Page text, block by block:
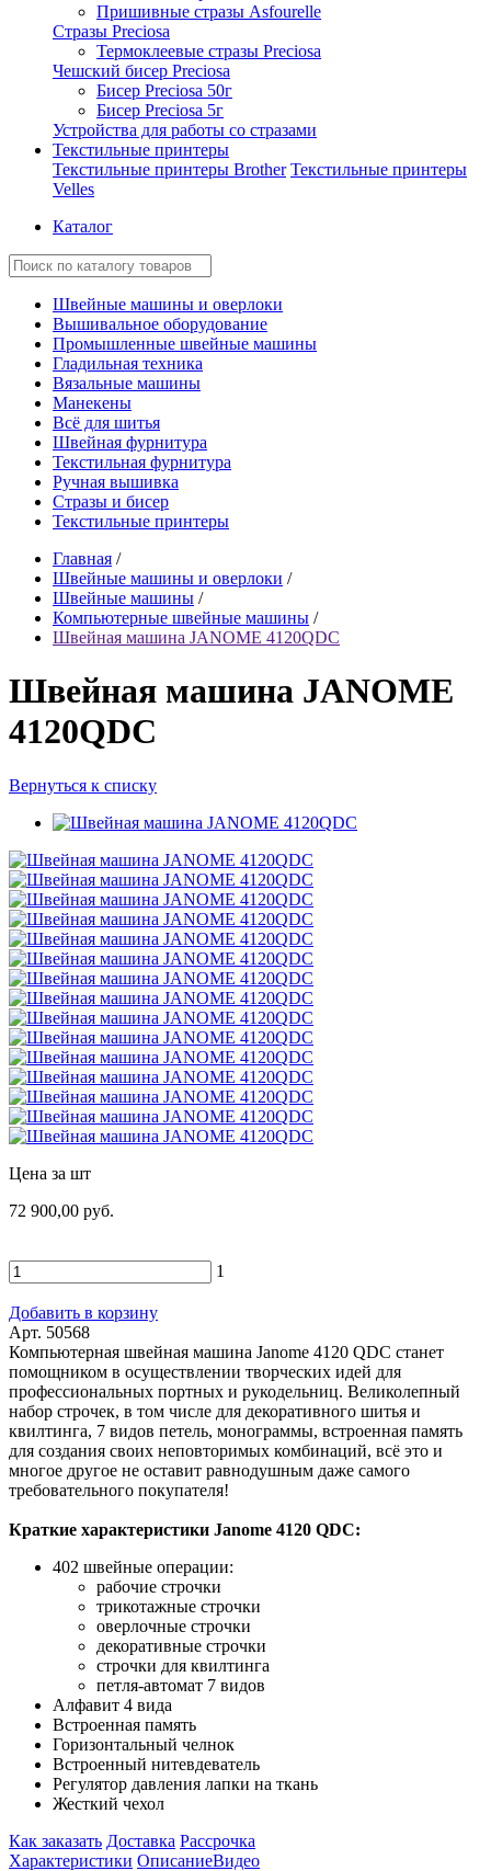
Пришивные стразы Asfourelle
Стразы Preciosa
Термоклеевые стразы Preciosa
Чешский бисер Preciosa
Бисер Preciosa 50г
Бисер Preciosa 5г
Устройства для работы со стразами
Текстильные принтеры
Текстильные принтеры Brother Текстильные принтеры
Velles
Каталог
Швейные машины и оверлоки
Вышивальное оборудование
Промышленные швейные машины
Гладильная техника
Вязальные машины
Манекены
Всё для шитья
Швейная фурнитура
Текстильная фурнитура
Ручная вышивка
Стразы и бисер
Текстильные принтеры
Главная /
Швейные машины и оверлоки /
Швейные машины /
Компьютерные швейные машины /
Швейная машина JANOME 4120QDC
Швейная машина JANOME
4120QDC
Вернуться к списку
Цена за шт
72 900,00 руб.
1
Добавить в корзину
Арт. 50568
Компьютерная швейная машина Janome 4120 QDC станет
помощником в осуществлении творческих идей для
профессиональных портных и рукодельниц. Великолепный
набор строчек, в том числе для декоративного шитья и
квилтинга, 7 видов петель, монограммы, встроенная память
для создания своих неповторимых комбинаций, всё это и
многое другое не оставит равнодушным даже самого
требовательного покупателя!
Краткие характеристики Janome 4120 QDC:
402 швейные операции:
рабочие строчки
трикотажные строчки
оверлочные строчки
декоративные строчки
строчки для квилтинга
петля-автомат 7 видов
Алфавит 4 вида
Встроенная память
Горизонтальный челнок
Встроенный нитевдеватель
Регулятор давления лапки на ткань
Жесткий чехол
Как заказать Доставка Рассрочка
Характеристики ОписаниеВидео